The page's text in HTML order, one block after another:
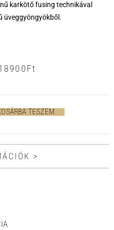
karkötő fusing technikával
üveggyöngyökből.
Ft
TESZEM
>